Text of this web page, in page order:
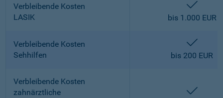
Verbleibende Kosten
LASIK
bis 1.000 EUR
Verbleibende Kosten
Sehhilfen
bis 200 EUR
Verbleibende Kosten
zahnärztliche